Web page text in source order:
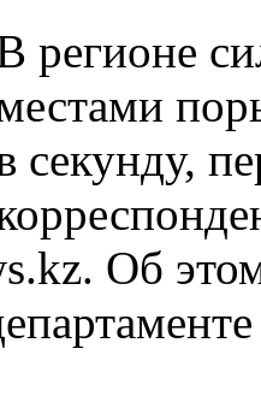
регионе
секунду,
Об